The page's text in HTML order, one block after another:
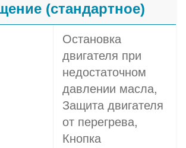
(стандартное)
Остановка
двигателя при
недостаточном
давлении масла,
Защита двигателя
от перегрева,
Кнопка